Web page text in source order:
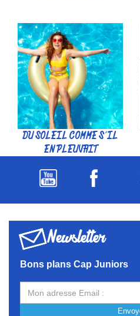
DU SOLEIL COMME S'IL
EN PLEUVAIT
Newsletter
Bons plans Cap Juniors